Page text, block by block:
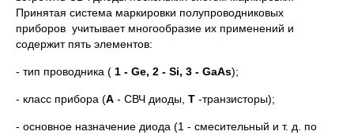
Принятая система маркировки полупроводниковых
приборов учитывает многообразие их применений и
содержит пять элементов:
- тип проводника ( 1 - Ge, 2 - Si, 3 - GaAs);
- класс прибора (А - СВЧ диоды, Т -транзисторы);
- основное назначение диода (1 - смесительный и т. д. по